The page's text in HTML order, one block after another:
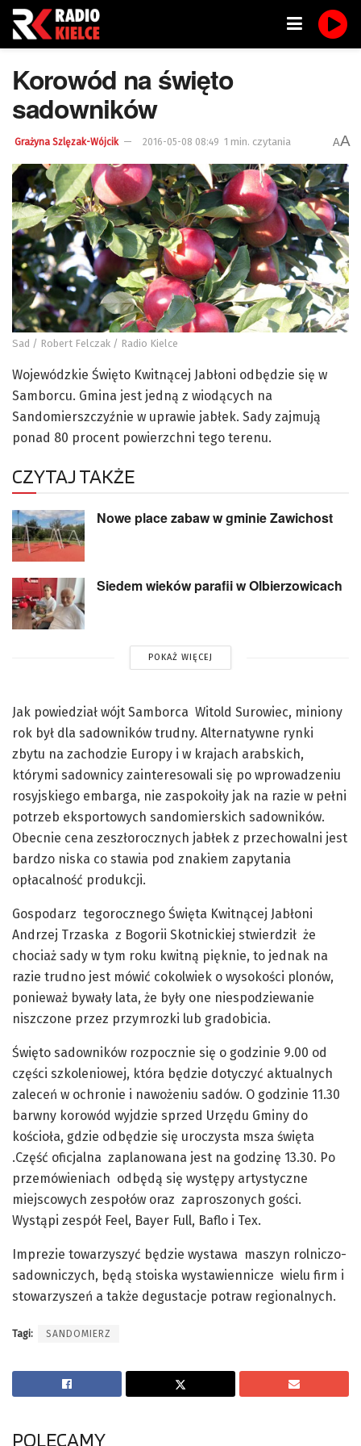
Korowód na święto
sadowników
Grażyna Szlęzak-Wójcik 2016-05-08 08:49 1 min. czytania AA
Sad / Robert Felczak / Radio Kielce
Wojewódzkie Święto Kwitnącej Jabłoni odbędzie się w
Samborcu. Gmina jest jedną z wiodących na
Sandomierszczyźnie w uprawie jabłek. Sady zajmują
ponad 80 procent powierzchni tego terenu.
CZYTAJ TAKŻE
Nowe place zabaw w gminie Zawichost
Siedem wieków parafii w Olbierzowicach
POKAŻ WIĘCEJ
Jak powiedział wójt Samborca Witold Surowiec, miniony
rok był dla sadowników trudny. Alternatywne rynki
zbytu na zachodzie Europy i w krajach arabskich,
którymi sadownicy zainteresowali się po wprowadzeniu
rosyjskiego embarga, nie zaspokoiły jak na razie w pełni
potrzeb eksportowych sandomierskich sadowników.
Obecnie cena zeszłorocznych jabłek z przechowalni jest
bardzo niska co stawia pod znakiem zapytania
opłacalność produkcji.
Gospodarz tegorocznego Święta Kwitnącej Jabłoni
Andrzej Trzaska z Bogorii Skotnickiej stwierdził że
chociaż sady w tym roku kwitną pięknie, to jednak na
razie trudno jest mówić cokolwiek o wysokości plonów,
ponieważ bywały lata, że były one niespodziewanie
niszczone przez przymrozki lub gradobicia.
Święto sadowników rozpocznie się o godzinie 9.00 od
części szkoleniowej, która będzie dotyczyć aktualnych
zaleceń w ochronie i nawożeniu sadów. O godzinie 11.30
barwny korowód wyjdzie sprzed Urzędu Gminy do
kościoła, gdzie odbędzie się uroczysta msza święta
.Część oficjalna zaplanowana jest na godzinę 13.30. Po
przemówieniach odbędą się występy artystyczne
miejscowych zespołów oraz zaproszonych gości.
Wystąpi zespół Feel, Bayer Full, Baflo i Tex.
Imprezie towarzyszyć będzie wystawa maszyn rolniczo-
sadowniczych, będą stoiska wystawiennicze wielu firm i
stowarzyszeń a także degustacje potraw regionalnych.
Tagi: SANDOMIERZ
POLECAMY